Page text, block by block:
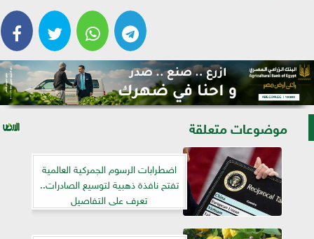
موضوعات متعلقة
اضطرابات الرسوم الجمركية العالمية
تفتح نافذة ذهبية لتوسيع الصادرات..
تعرف على التفاصيل